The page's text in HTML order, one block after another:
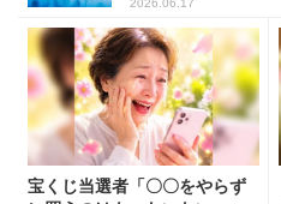
宝くじ当選者「〇〇をやらず